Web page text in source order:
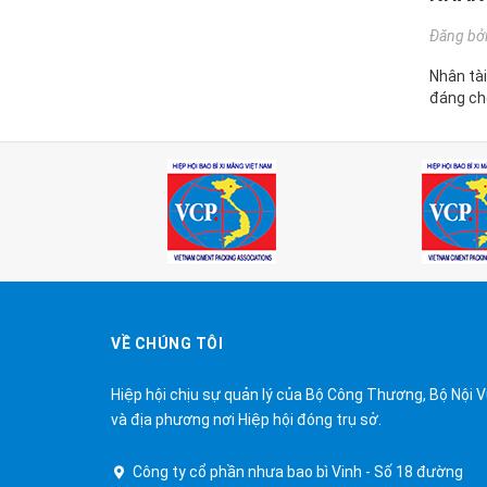
Đăng
Nhân
đáng
VỀ CHÚNG TÔI
Hiệp hội chịu sự quản lý của Bộ Công Thương, Bộ Nội
và địa phương nơi Hiệp hội đóng trụ sở.
Công ty cổ phần nhưa bao bì Vinh - Số 18 đường